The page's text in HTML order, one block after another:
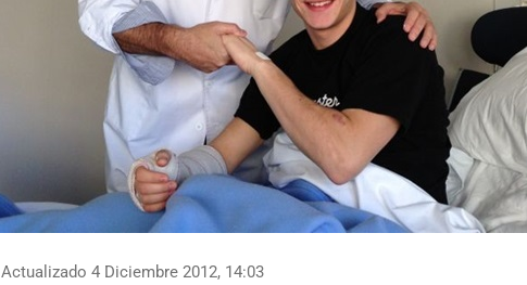
Actualizado 4 Diciembre 2012, 14:03